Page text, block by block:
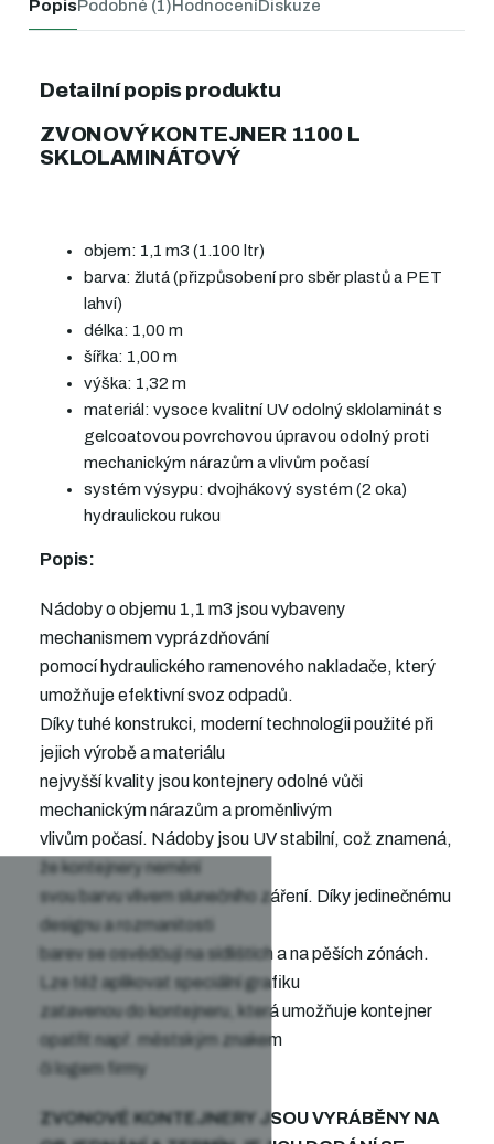
PopisPodobné (1)HodnoceníDiskuze
Detailní popis produktu
ZVONOVÝ KONTEJNER 1100 L
SKLOLAMINÁTOVÝ
objem: 1,1 m3 (1.100 ltr)
barva: žlutá (přizpůsobení pro sběr plastů a PET
lahví)
délka: 1,00 m
šířka: 1,00 m
výška: 1,32 m
materiál: vysoce kvalitní UV odolný sklolaminát s
gelcoatovou povrchovou úpravou odolný proti
mechanickým nárazům a vlivům počasí
systém výsypu: dvojhákový systém (2 oka)
hydraulickou rukou
Popis:
Nádoby o objemu 1,1 m3 jsou vybaveny
mechanismem vyprázdňování
pomocí hydraulického ramenového nakladače, který
umožňuje efektivní svoz odpadů.
Díky tuhé konstrukci, moderní technologii použité při
jejich výrobě a materiálu
nejvyšší kvality jsou kontejnery odolné vůči
mechanickým nárazům a proměnlivým
vlivům počasí. Nádoby jsou UV stabilní, což znamená,
že kontejnery nemění
svou barvu vlivem slunečního záření. Díky jedinečnému
designu a rozmanitosti
barev se osvědčují na sídlištích a na pěších zónách.
Lze též aplikovat speciální grafiku
zatavenou do kontejneru, která umožňuje kontejner
opatřit např. městským znakem
či logem firmy
ZVONOVÉ KONTEJNERY JSOU VYRÁBĚNY NA